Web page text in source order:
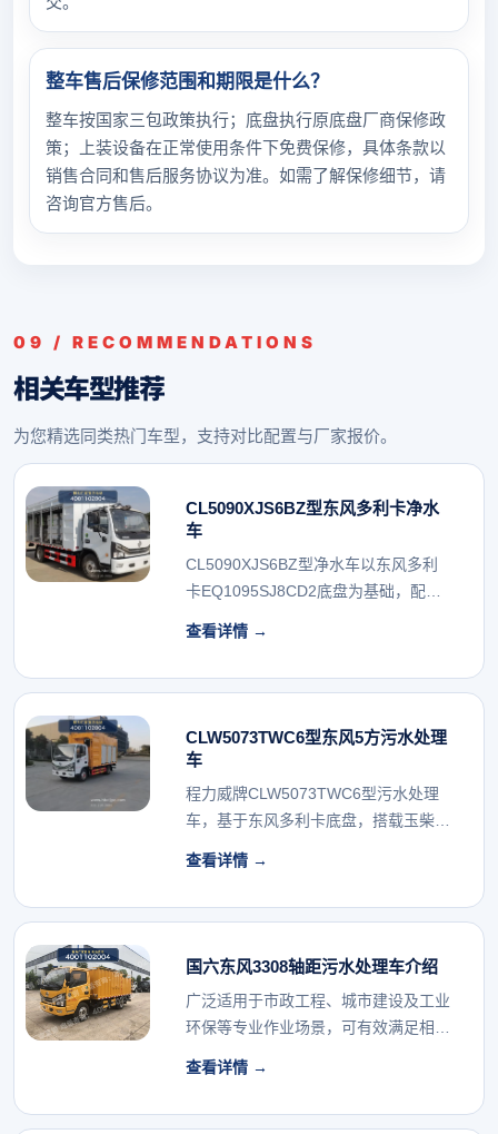
整车售后保修范围和期限是什么？
整车按国家三包政策执行；底盘执行原底盘厂商保修政
策；上装设备在正常使用条件下免费保修，具体条款以
销售合同和售后服务协议为准。如需了解保修细节，请
咨询官方售后。
09 / RECOMMENDATIONS
相关车型推荐
为您精选同类热门车型，支持对比配置与厂家报价。
CL5090XJS6BZ型东风多利卡净水
车
CL5090XJS6BZ型净水车以东风多利
卡EQ1095SJ8CD2底盘为基础，配
查看详情 →
CLW5073TWC6型东风5方污水处理
车
程力威牌CLW5073TWC6型污水处理
车，基于东风多利卡底盘，搭载玉柴
查看详情 →
国六东风3308轴距污水处理车介绍
广泛适用于市政工程、城市建设及工业
环保等专业作业场景，可有效满足相关
查看详情 →